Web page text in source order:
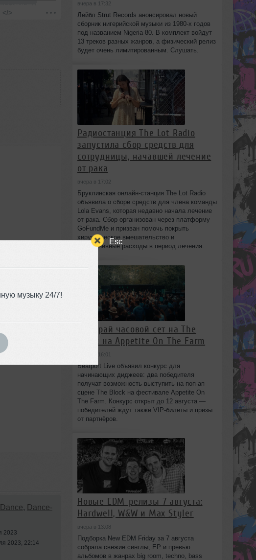
Esc
музыку 24/7!
</>
, Dance-
2023
2023, 22:14
вчера в 17:32
Лейбл Strut Records анонсировал новый
сборник нигерийской музыки из 1980-х годов
под названием Nigeria 80. В комплект войдут
13 треков разных жанров, а физический релиз
будет очень лимитированным. Слушать.
Радиостанция The Lot Radio
запустила сбор средств для
сотрудницы, начавшей лечение
от рака
вчера в 17:02
Бруклинская онлайн-станция The Lot Radio
объявила о сборе средств для члена команды
Lola Evans, которая недавно начала лечение
от рака. Сбор организован через платформу
GoFundMe и призван помочь покрыть
хирургическое вмешательство и
повседневные расходы в период лечения.
Выиграй часовой сет на The
Block на Appetite On The Farm
вчера в 16:01
Beatport Live объявил конкурс для
начинающих диджеев: два победителя
получат возможность выступить на поп‑ап
сцене The Block на фестивале Appetite On
The Farm. Конкурс открыт до 12 августа —
победителей ждут также VIP‑билеты и призы
от партнёров.
Новые EDM-релизы 7 августа:
Hardwell, W&W и Max Styler
вчера в 13:08
Подборка New EDM Friday за 7 августа
собрала свежие синглы, EP и превью
альбомов в жанрах big room, techno, bass